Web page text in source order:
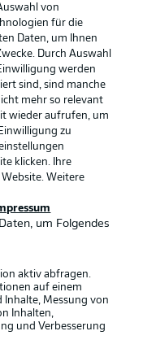
verwalten
von
für die
Daten, um Ihnen
Durch Auswahl
werden
sind, sind manche
mehr so relevant
wieder aufrufen, um
zu
klicken. Ihre
Weitere
um Folgendes
aktiv abfragen.
auf einem
Inhalte, Messung von
Inhalten,
und Verbesserung